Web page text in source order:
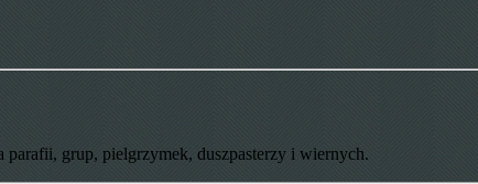
parafii, grup, pielgrzymek, duszpasterzy i wiernych.